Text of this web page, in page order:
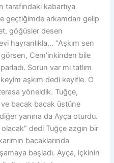
tarafındaki kabartıya
geçtiğimde arkamdan gelip
göğüsler desen
hayranlıkla… “Aşkım sen
Cem’inkinden bile
Sorun var mı tatlım
aşkım dedi keyifle. O
yöneldik. Tuğçe,
bacak bacak üstüne
yanına da Ayça oturdu.
dedi Tuğçe azgın bir
bacaklarında
başladı. Ayça, içkinin